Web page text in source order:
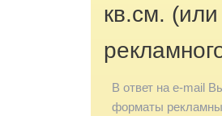
кв.см.
В ответ на e-mail
форматы